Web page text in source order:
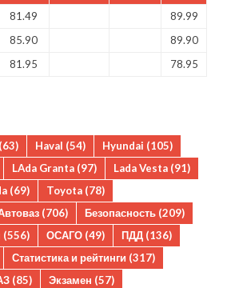
81.49
89.99
85.90
89.90
81.95 78.95
(63) Haval (54) Hyundai (105)
LAda Granta (97) Lada Vesta (91)
(69) Toyota (78)
(706) Безопасность (209)
(556) ОСАГО (49) ПДД (136)
Статистика и рейтинги (317)
(85) Экзамен (57)